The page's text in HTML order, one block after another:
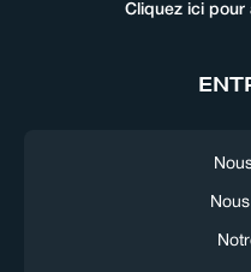
Cliquez ici